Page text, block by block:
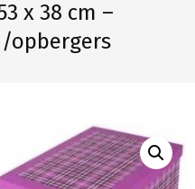
x 38 cm –
opbergers